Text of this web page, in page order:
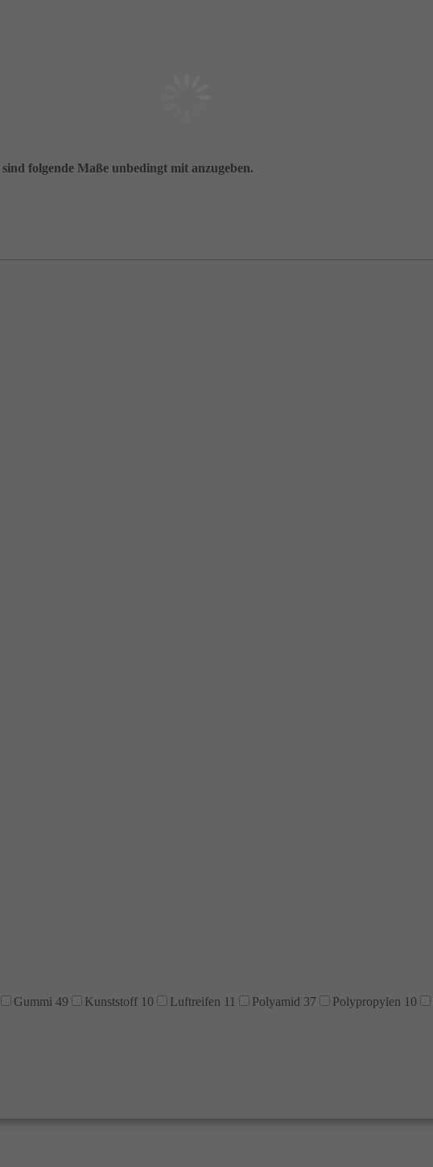
folgende Maße unbedingt mit anzugeben.
Gummi 49 Kunststoff 10 Luftreifen 11 Polyamid 37 Polypropylen 10